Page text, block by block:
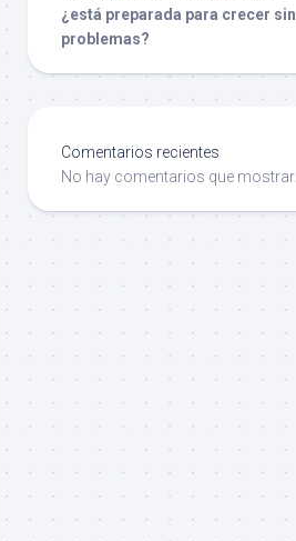
¿está preparada para crecer sin
problemas?
Comentarios recientes
No hay comentarios que mostrar.